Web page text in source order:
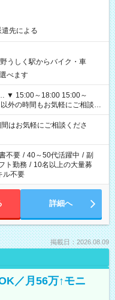
先による
うしく駅からバイク・車
べます
はお気軽にご相談くださ
不要 / 40～50代活躍中 / 副
ト勤務 / 10名以上の大量募
ル不要
詳細へ
掲載日：2026.08.09
／月56万↑モニ